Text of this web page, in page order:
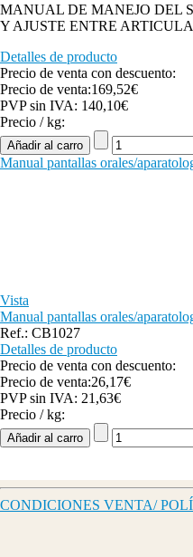
MANUAL DE MANEJO DEL
Y AJUSTE ENTRE
Detalles de producto
Precio de venta con descuento:
Precio de venta:169,52€
PVP sin IVA: 140,10€
Precio / kg:
Manual pantallas orales/
Vista
Manual pantallas orales/
Ref.: CB1027
Detalles de producto
Precio de venta con descuento:
Precio de venta:26,17€
PVP sin IVA: 21,63€
Precio / kg:
CONDICIONES VENTA/